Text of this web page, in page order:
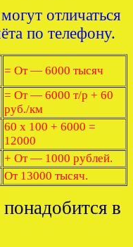
отличаться
по телефону.
= От — 6000 тысяч
= От — 6000 т/р + 60
руб./км
60 x 100 + 6000 =
12000
+ От — 1000 рублей.
От 13000 тысяч.
в